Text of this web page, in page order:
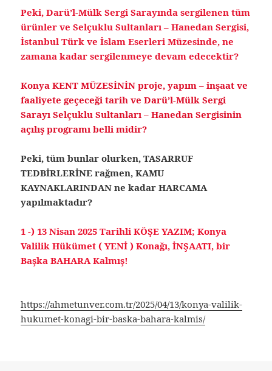
Peki, Darü’l-Mülk Sergi Sarayında sergilenen tüm
ürünler ve Selçuklu Sultanları – Hanedan Sergisi,
İstanbul Türk ve İslam Eserleri Müzesinde, ne
zamana kadar sergilenmeye devam edecektir?
Konya KENT MÜZESİNİN proje, yapım – inşaat ve
faaliyete geçeceği tarih ve Darü’l-Mülk Sergi
Sarayı Selçuklu Sultanları – Hanedan Sergisinin
açılış programı belli midir?
Peki, tüm bunlar olurken, TASARRUF
TEDBİRLERİNE rağmen, KAMU
KAYNAKLARINDAN ne kadar HARCAMA
yapılmaktadır?
1 -) 13 Nisan 2025 Tarihli KÖŞE YAZIM; Konya
Valilik Hükümet ( YENİ ) Konağı, İNŞAATI, bir
Başka BAHARA Kalmış!
https://ahmetunver.com.tr/2025/04/13/konya-valilik-
hukumet-konagi-bir-baska-bahara-kalmis/